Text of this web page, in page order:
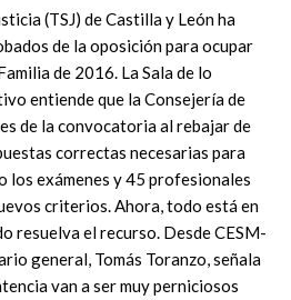
(TSJ) de Castilla y León ha
de la oposición para ocupar
de 2016. La Sala de lo
entiende que la Consejería de
de la convocatoria al rebajar de
correctas necesarias para
los exámenes y 45 profesionales
criterios. Ahora, todo está en
resuelva el recurso. Desde CESM-
general, Tomás Toranzo, señala
van a ser muy perniciosos